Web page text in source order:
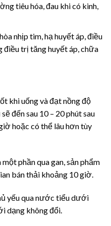
tiêu hóa, đau khi có kinh,
nhịp tim, hạ huyết áp, điều
điều trị tăng huyết áp, chữa
khi uống và đạt nồng độ
đến sau 10 – 20 phút sau
hoặc có thể lâu hơn tùy
phần qua gan, sản phẩm
bán thải khoảng 10 giờ.
yếu qua nước tiểu dưới
dạng không đổi.